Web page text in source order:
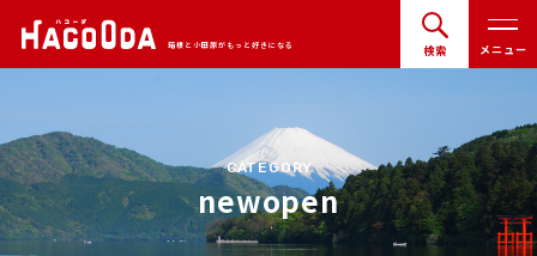
箱根と小田原がもっと好きになる 検索 メニュー
CATEGORY
newopen